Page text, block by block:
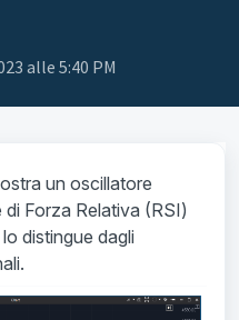
alle 5:40 PM
un oscillatore
Forza Relativa (RSI)
distingue dagli